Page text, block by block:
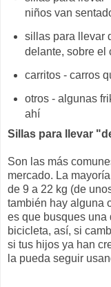
niños van
sillas para llevar
delante, sobre el
carritos - carros
otros - algunas
ahí
Sillas para llevar
Son las más
mercado. La
de 9 a 22 kg (de
también hay alguna
es que busques una
bicicleta, así, si
si tus hijos ya han
la pueda seguir